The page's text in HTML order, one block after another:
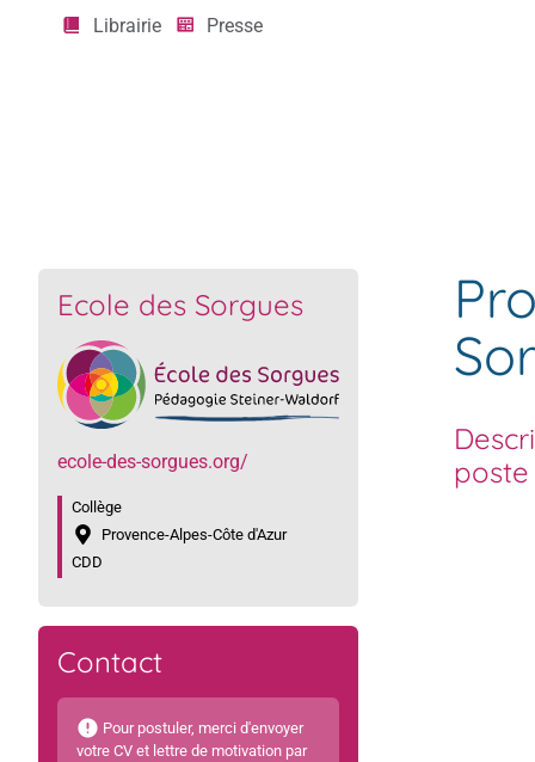
Librairie Presse
Ecole des Sorgues
ecole-des-sorgues.org/
Collège
Provence-Alpes-Côte d'Azur
CDD
Contact
Pour postuler, merci d'envoyer
votre CV et lettre de motivation par
poste